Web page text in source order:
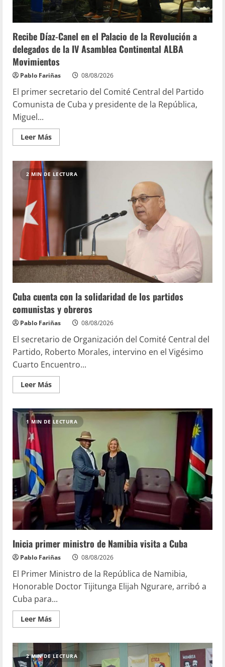
Recibe Díaz-Canel en el Palacio de la Revolución a
delegados de la IV Asamblea Continental ALBA
Movimientos
Pablo Fariñas 08/08/2026
El primer secretario del Comité Central del Partido
Comunista de Cuba y presidente de la República,
Miguel...
Leer Más
2 MIN DE LECTURA
Cuba cuenta con la solidaridad de los partidos
comunistas y obreros
Pablo Fariñas 08/08/2026
El secretario de Organización del Comité Central del
Partido, Roberto Morales, intervino en el Vigésimo
Cuarto Encuentro...
Leer Más
1 MIN DE LECTURA
Inicia primer ministro de Namibia visita a Cuba
Pablo Fariñas 08/08/2026
El Primer Ministro de la República de Namibia,
Honorable Doctor Tijitunga Elijah Ngurare, arribó a
Cuba para...
Leer Más
2 MIN DE LECTURA